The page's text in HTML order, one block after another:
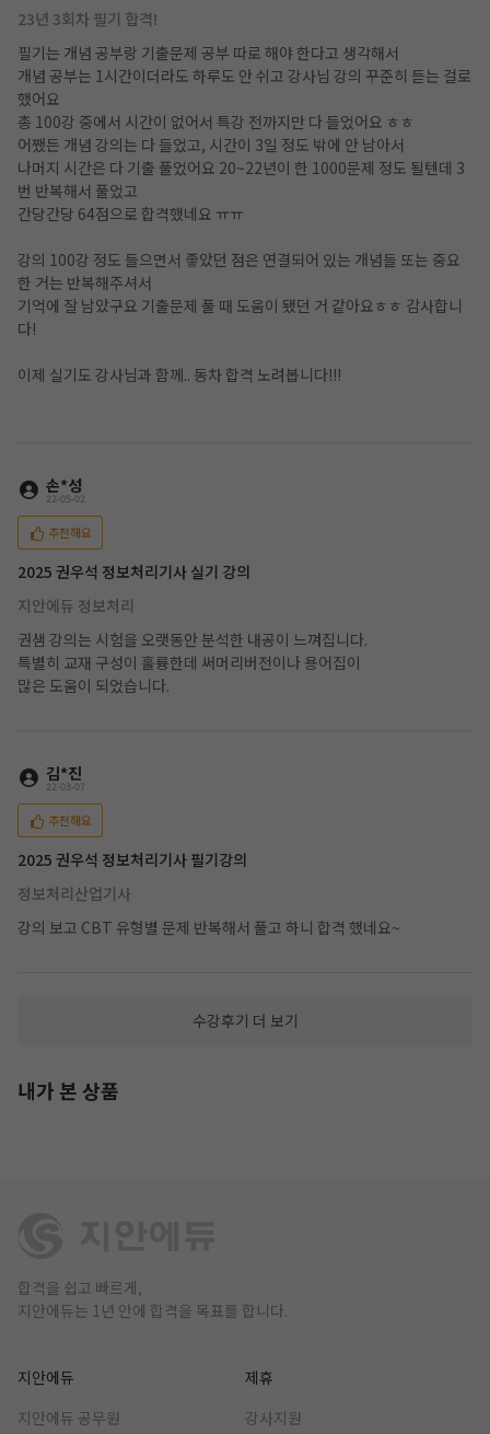
23년 3회차 필기 합격!
필기는 개념 공부랑 기출문제 공부 따로 해야 한다고 생각해서
개념 공부는 1시간이더라도 하루도 안 쉬고 강사님 강의 꾸준히 듣는 걸로
했어요
총 100강 중에서 시간이 없어서 특강 전까지만 다 들었어요 ㅎㅎ
어쨌든 개념 강의는 다 들었고, 시간이 3일 정도 밖에 안 남아서
나머지 시간은 다 기출 풀었어요 20~22년이 한 1000문제 정도 될텐데 3
번 반복해서 풀었고
간당간당 64점으로 합격했네요 ㅠㅠ
강의 100강 정도 들으면서 좋았던 점은 연결되어 있는 개념들 또는 중요
한 거는 반복해주셔서
기억에 잘 남았구요 기출문제 풀 때 도움이 됐던 거 같아요ㅎㅎ 감사합니
다!
이제 실기도 강사님과 함께.. 동차 합격 노려봅니다!!!
손*성
22-05-02
추천해요
2025 권우석 정보처리기사 실기 강의
지안에듀 정보처리
권샘 강의는 시험을 오랫동안 분석한 내공이 느껴집니다.
특별히 교재 구성이 훌륭한데 써머리버전이나 용어집이
많은 도움이 되었습니다.
김*진
22-03-07
추천해요
2025 권우석 정보처리기사 필기강의
정보처리산업기사
강의 보고 CBT 유형별 문제 반복해서 풀고 하니 합격 했네요~
수강후기 더 보기
내가 본 상품
합격을 쉽고 빠르게,
지안에듀는 1년 안에 합격을 목표를 합니다.
지안에듀
지안에듀 공무원
제휴
강사지원